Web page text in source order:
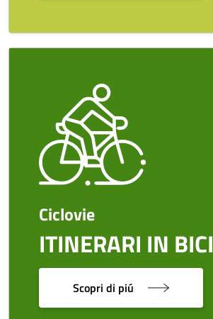
Image
Ciclovie
ITINERARI IN BICI
Scopri di piú